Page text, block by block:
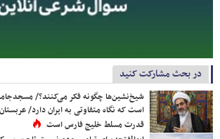
در بحث مشارکت کنید
شیخ‌نشین‌ها چگونه فکر می‌کنند؟/
است که نگاه متفاوتی به ایران دارد/
قدرت مسلط خلیج فارس است